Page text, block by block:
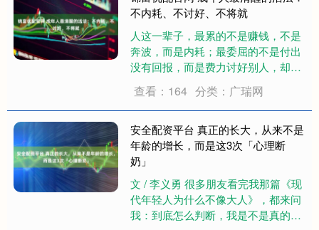
不内耗、不讨好、不将就
人这一辈子，最累的不是赚钱，不是
奔波，而是内耗；最委屈的不是付出
没有回报，而是费力讨好别人，却弄
丢了自己；最遗憾的不是错过机会，
而是将就度日，辜负了自己的一生。
我们总在为过去的事情纠结，为未来
的事情焦虑，为别人的看法难过；总
在小心翼翼地讨....
查看：164 分类：广瑞网
安全配资平台 真正的长大，从来不是
年龄的增长，而是这3次「心理断
奶」
文 / 李义勇 很多朋友看完我那篇《现
代年轻人为什么不像大人》，都来问
我：到底怎么判断，我是不是真的长